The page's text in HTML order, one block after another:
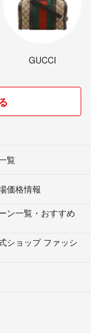
GUCCI
覧
価格情報
ン一覧・おすすめ
ショップ ファッシ